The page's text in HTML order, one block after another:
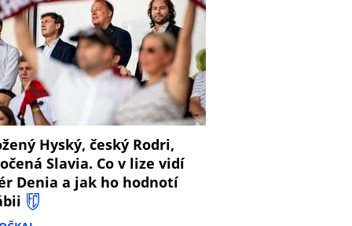
Hyský, český Rodri,
Slavia. Co v lize vidí
Denia a jak ho hodnotí